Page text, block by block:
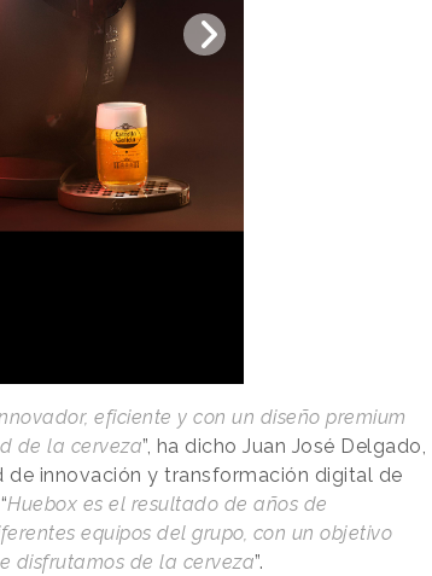
eficiente y con un diseño premium
de la cerveza”, ha dicho Juan José Delgado,
de innovación y transformación digital de
Huebox es el resultado de años de
equipos del grupo, con un objetivo
disfrutamos de la cerveza”.